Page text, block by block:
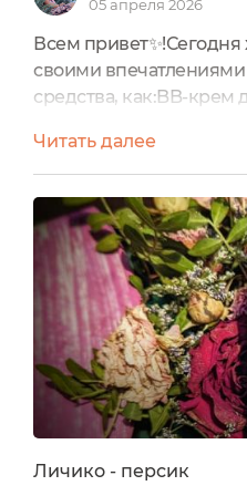
лето?
Ответ
Татьяна
Скорее да, чем нет
5
Вопрос
Анастасия
Как правильно
бы чтобы кожа не
слишком слишком
Ответ
Татьяна
Я подбирала
05 апреля 2026
Всем привет✨!Сегодня
своими
средства, как:BB-крем
крайне редко
средствами,
кремами. Данный BB-
год назад после
восторженных
представлены 5
беж) мне показался...
Читать далее
Личико - персик